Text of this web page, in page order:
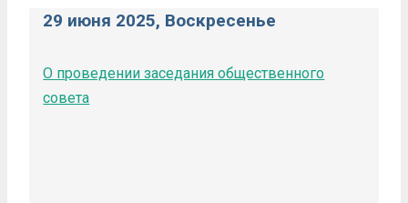
29 июня 2025, Воскресенье
О проведении заседания общественного
совета